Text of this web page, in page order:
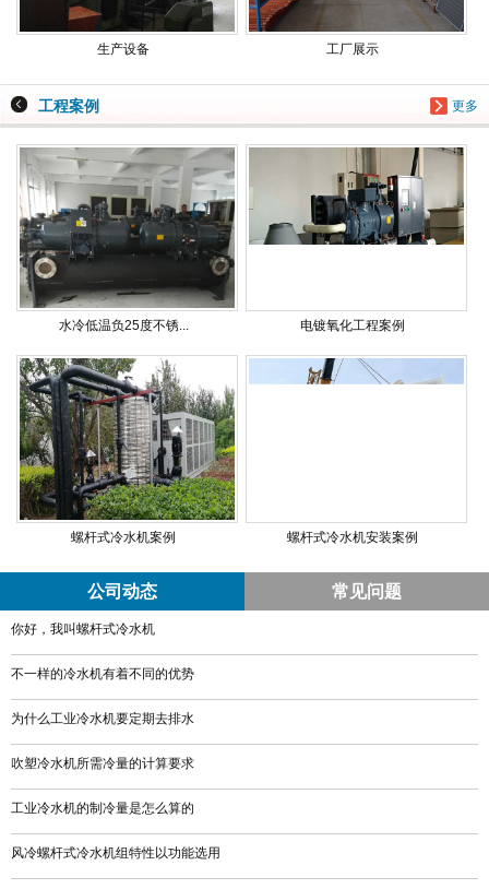
生产设备 工厂展示
更多
工程案例
水冷低温负25度不锈... 电镀氧化工程案例
螺杆式冷水机案例 螺杆式冷水机安装案例
公司动态 常见问题
你好，我叫螺杆式冷水机
不一样的冷水机有着不同的优势
为什么工业冷水机要定期去排水
​吹塑冷水机所需冷量的计算要求
工业冷水机的制冷量是怎么算的
​风冷螺杆式冷水机组特性以功能选用